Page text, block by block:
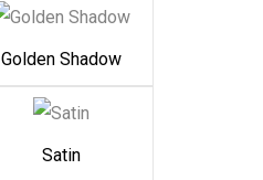
Golden Shadow
Satin